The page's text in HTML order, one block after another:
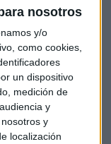
nosotros
y/o
como cookies,
un dispositivo
medición de
y
y
localización